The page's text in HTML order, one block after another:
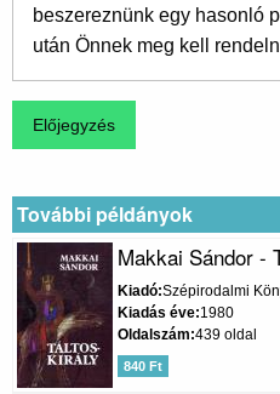
beszereznünk egy hasonló
után Önnek meg kell
További példányok
Makkai Sándor -
Kiadó Szépirodalmi
Kiadás éve 1980
Oldalszám 439 oldal
840 Ft